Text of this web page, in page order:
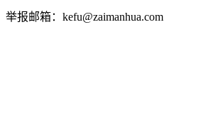
举报邮箱：kefu@zaimanhua.com